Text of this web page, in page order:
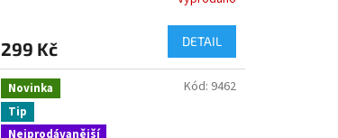
299 Kč DETAIL
Novinka
Tip
Nejprodávanější
Kód: 9462